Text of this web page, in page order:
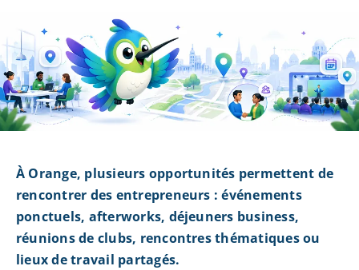
À Orange, plusieurs opportunités permettent de
rencontrer des entrepreneurs : événements
ponctuels, afterworks, déjeuners business,
réunions de clubs, rencontres thématiques ou
lieux de travail partagés.